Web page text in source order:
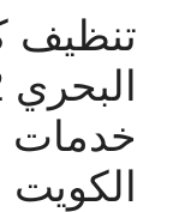
تنظيف
خدمات
الكويت